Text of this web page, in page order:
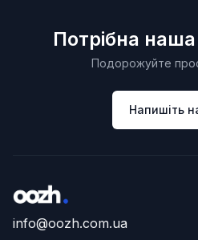
Потрібна
Подорожуйте
Напишіть
info@oozh.com.ua